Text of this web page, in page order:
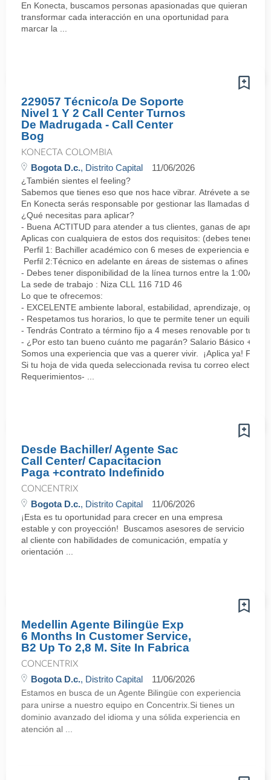
En Konecta, buscamos personas apasionadas que quieran
transformar cada interacción en una oportunidad para
marcar la ...
229057 Técnico/a De Soporte
Nivel 1 Y 2 Call Center Turnos
De Madrugada - Call Center
Bog
KONECTA COLOMBIA
Bogota D.c., Distrito Capital 11/06/2026
¿También sientes el feeling?
Sabemos que tienes eso que nos hace vibrar. Atrévete a ser
En Konecta serás responsable por gestionar las llamadas de
¿Qué necesitas para aplicar?
- Buena ACTITUD para atender a tus clientes, ganas de
Aplicas con cualquiera de estos dos requisitos: (debes tener
Perfil 1: Bachiller académico con 6 meses de experiencia en
Perfil 2:Técnico en adelante en áreas de sistemas o afines
- Debes tener disponibilidad de la línea turnos entre la 1:00AM
La sede de trabajo : Niza CLL 116 71D 46
Lo que te ofrecemos:
- EXCELENTE ambiente laboral, estabilidad, aprendizaje,
- Respetamos tus horarios, lo que te permite tener un equilibrio
- Tendrás Contrato a término fijo a 4 meses renovable por tu
- ¿Por esto tan bueno cuánto me pagarán? Salario Básico +
Somos una experiencia que vas a querer vivir. ¡Aplica ya!
Si tu hoja de vida queda seleccionada revisa tu correo
Requerimientos- ...
Desde Bachiller/ Agente Sac
Call Center/ Capacitacion
Paga +contrato Indefinido
CONCENTRIX
Bogota D.c., Distrito Capital 11/06/2026
¡Esta es tu oportunidad para crecer en una empresa
estable y con proyección! Buscamos asesores de servicio
al cliente con habilidades de comunicación, empatía y
orientación ...
Medellin Agente Bilingüe Exp
6 Months In Customer Service,
B2 Up To 2,8 M. Site In Fabrica
CONCENTRIX
Bogota D.c., Distrito Capital 11/06/2026
Estamos en busca de un Agente Bilingüe con experiencia
para unirse a nuestro equipo en Concentrix.Si tienes un
dominio avanzado del idioma y una sólida experiencia en
atención al ...